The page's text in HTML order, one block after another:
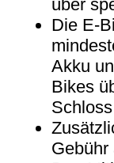
über
Die E-
Akku
Bikes
Gebühr